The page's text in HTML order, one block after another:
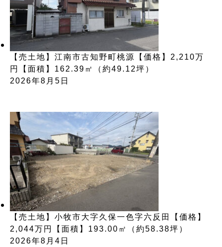
【売土地】江南市古知野町桃源【価格】2,210万
円【面積】162.39㎡（約49.12坪）
2026年8月5日
【売土地】小牧市大字久保一色字六反田【価格】
2,044万円【面積】193.00㎡（約58.38坪）
2026年8月4日